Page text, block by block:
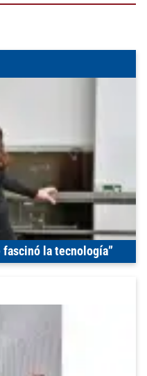
fascinó la tecnología”